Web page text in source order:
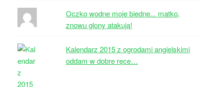
Oczko wodne moje biedne... matko,
znowu glony atakują!
Kalendarz 2015 z ogrodami angielskimi
oddam w dobre ręce…